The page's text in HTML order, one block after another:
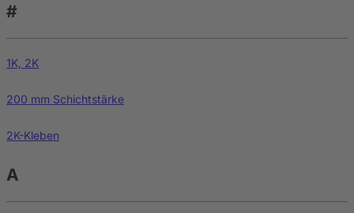
#
1K, 2K
200 mm Schichtstärke
2K-Kleben
A